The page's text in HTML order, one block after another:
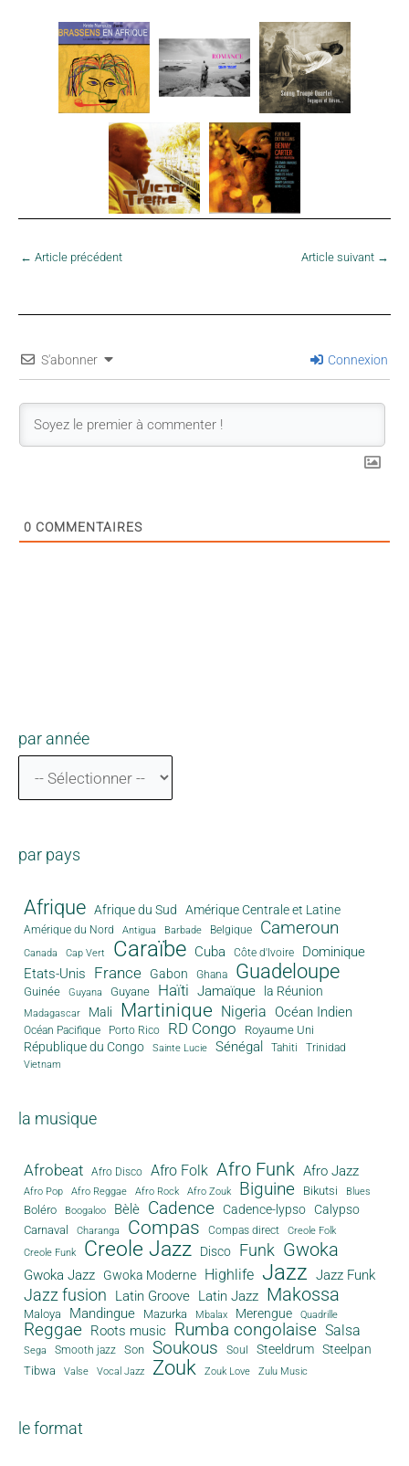
← Article précédent Article suivant →
S'abonner Connexion
0 COMMENTAIRES
par année
par pays
Afrique Afrique du Sud Amérique Centrale et Latine
Amérique du Nord Antigua Barbade Belgique Cameroun
Canada Cap Vert Caraïbe Cuba Côte d'Ivoire
Dominique
Etats-Unis
France Gabon Ghana Guadeloupe
Guinée Guyana Guyane Haïti Jamaïque la Réunion
Madagascar Mali Martinique Nigeria Océan Indien
Océan Pacifique Porto Rico RD Congo Royaume Uni
République du Congo Sainte Lucie Sénégal Tahiti Trinidad
Vietnam
la musique
Afrobeat Afro Disco Afro Folk Afro Funk Afro Jazz
Afro Pop Afro Reggae Afro Rock Afro Zouk Biguine Bikutsi Blues
Boléro Boogaloo Bèlè Cadence Cadence-lypso Calypso
Carnaval Charanga Compas Compas direct
Creole Folk
Creole Funk
Creole Jazz Disco Funk Gwoka
Gwoka Jazz Gwoka Moderne Highlife Jazz Jazz Funk
Jazz fusion Latin Groove Latin Jazz Makossa
Maloya Mandingue Mazurka Mbalax Merengue Quadrille
Reggae Roots music Rumba congolaise Salsa
Sega Smooth jazz Son Soukous Soul Steeldrum Steelpan
Tibwa Valse Vocal Jazz Zouk Zouk Love Zulu Music
le format